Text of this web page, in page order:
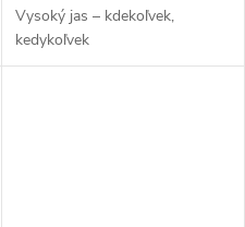
Vysoký jas – kdekoľvek,
kedykoľvek